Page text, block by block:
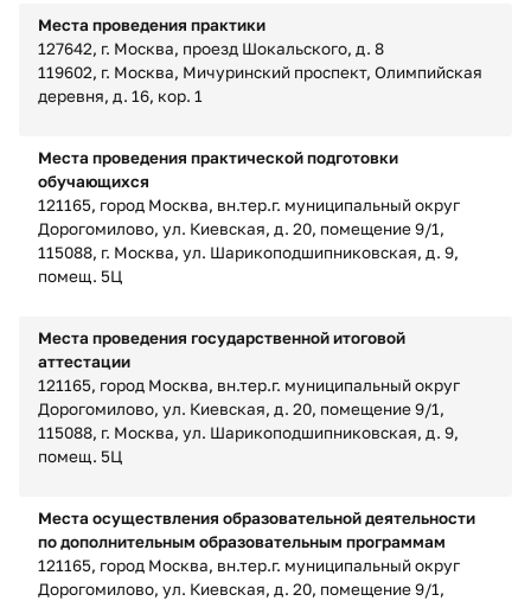
Места проведения практики
127642, г. Москва, проезд Шокальского, д. 8
119602, г. Москва, Мичуринский проспект, Олимпийская
деревня, д. 16, кор. 1
Места проведения практической подготовки
обучающихся
121165, город Москва, вн.тер.г. муниципальный округ
Дорогомилово, ул. Киевская, д. 20, помещение 9/1,
115088, г. Москва, ул. Шарикоподшипниковская, д. 9,
помещ. 5Ц
Места проведения государственной итоговой
аттестации
121165, город Москва, вн.тер.г. муниципальный округ
Дорогомилово, ул. Киевская, д. 20, помещение 9/1,
115088, г. Москва, ул. Шарикоподшипниковская, д. 9,
помещ. 5Ц
Места осуществления образовательной деятельности
по дополнительным образовательным программам
121165, город Москва, вн.тер.г. муниципальный округ
Дорогомилово, ул. Киевская, д. 20, помещение 9/1,